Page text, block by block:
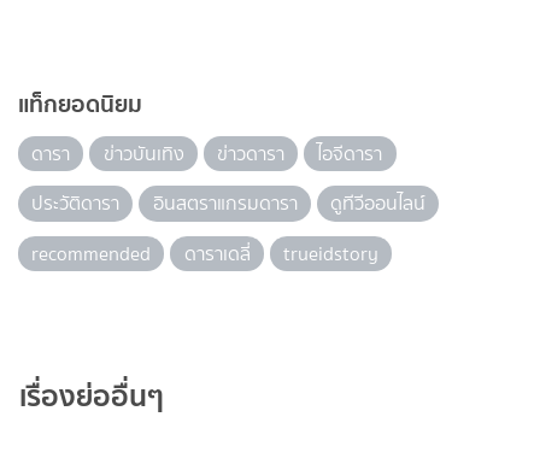
แท็กยอดนิยม
ดารา ข่าวบันเทิง ข่าวดารา
ไอจีดารา
ประวัติดารา
อินสตราแกรมดารา
ดูทีวีออนไลน์
recommended
ดาราเดลี่ trueidstory
เรื่องย่ออื่นๆ